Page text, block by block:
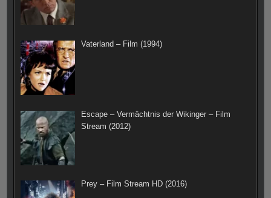
Vaterland – Film (1994)
Escape – Vermächtnis der Wikinger – Film
Stream (2012)
Prey – Film Stream HD (2016)